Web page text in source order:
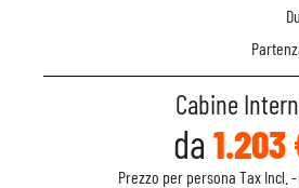
Cabine
da 1.203
Prezzo per persona Tax Incl. -